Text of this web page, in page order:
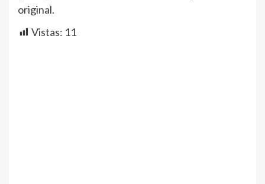
original.
Vistas: 11